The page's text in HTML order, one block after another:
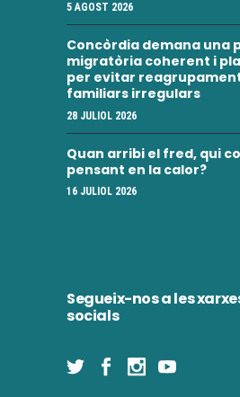
5 AGOST 2026
Concòrdia demana una
migratòria coherent i
per evitar
familiars irregulars
28 JULIOL 2026
Quan arribi el fred, qui
pensant en la calor?
16 JULIOL 2026
Segueix-nos a les
socials